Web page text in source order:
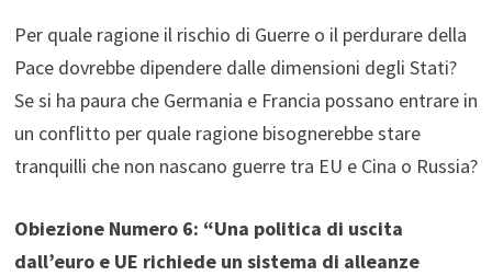
Per quale ragione il rischio di Guerre o il perdurare della
Pace dovrebbe dipendere dalle dimensioni degli Stati?
Se si ha paura che Germania e Francia possano entrare in
un conflitto per quale ragione bisognerebbe stare
tranquilli che non nascano guerre tra EU e Cina o Russia?
Obiezione Numero 6: “Una politica di uscita
dall’euro e UE richiede un sistema di alleanze